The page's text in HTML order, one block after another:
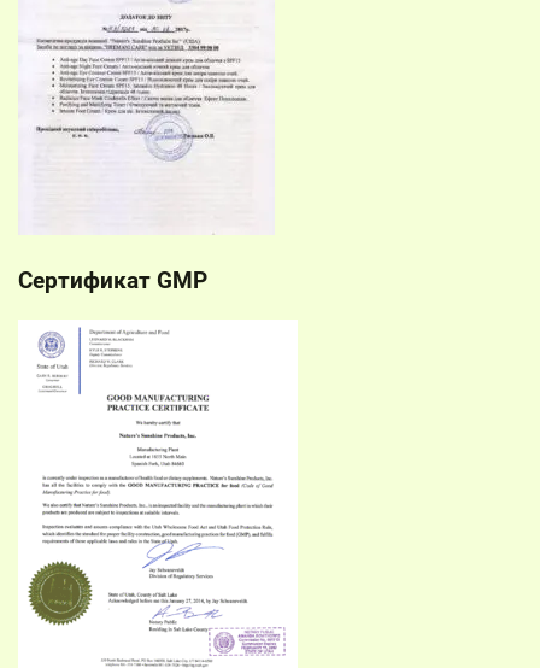
Сертификат GMP